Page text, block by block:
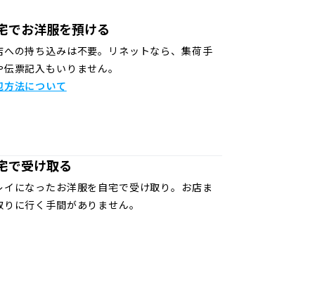
でお洋服を預ける
への持ち込みは不要。リネットなら、集荷手
伝票記入もいりません。
方法について
で受け取る
イになったお洋服を自宅で受け取り。お店ま
りに行く手間がありません。